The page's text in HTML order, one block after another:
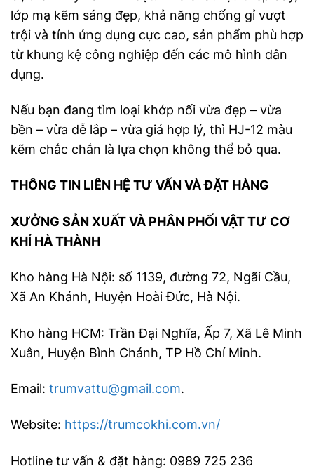
lớp mạ kẽm sáng đẹp, khả năng chống gỉ vượt
trội và tính ứng dụng cực cao, sản phẩm phù hợp
từ khung kệ công nghiệp đến các mô hình dân
dụng.
Nếu bạn đang tìm loại khớp nối vừa đẹp – vừa
bền – vừa dễ lắp – vừa giá hợp lý, thì HJ-12 màu
kẽm chắc chắn là lựa chọn không thể bỏ qua.
THÔNG TIN LIÊN HỆ TƯ VẤN VÀ ĐẶT HÀNG
XƯỞNG SẢN XUẤT VÀ PHÂN PHỐI VẬT TƯ CƠ
KHÍ HÀ THÀNH
Kho hàng Hà Nội: số 1139, đường 72, Ngãi Cầu,
Xã An Khánh, Huyện Hoài Đức, Hà Nội.
Kho hàng HCM: Trần Đại Nghĩa, Ấp 7, Xã Lê Minh
Xuân, Huyện Bình Chánh, TP Hồ Chí Minh.
Email: trumvattu@gmail.com.
Website: https://trumcokhi.com.vn/
Hotline tư vấn & đặt hàng: 0989 725 236